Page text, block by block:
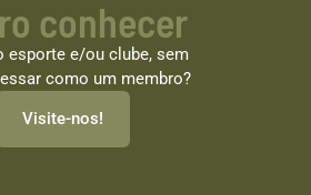
conhecer
esporte e/ou clube, sem
como um membro?
Visite-nos!